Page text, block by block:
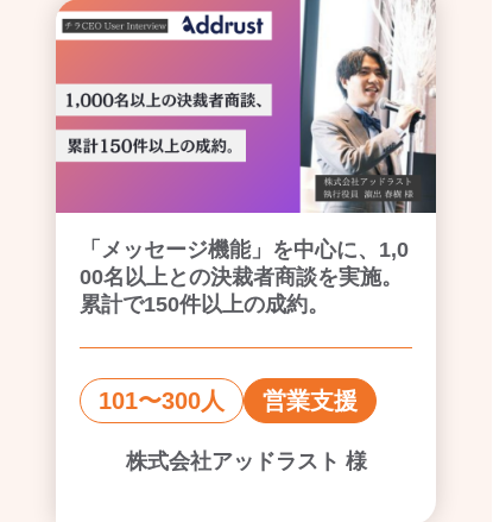
「メッセージ機能」を中心に、1,0
00名以上との決裁者商談を実施。
累計で150件以上の成約。
101〜300人 営業支援
株式会社アッドラスト 様